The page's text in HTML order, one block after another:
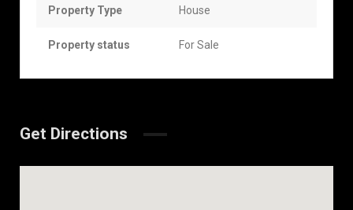
Property Type House
Property status For Sale
Get Directions